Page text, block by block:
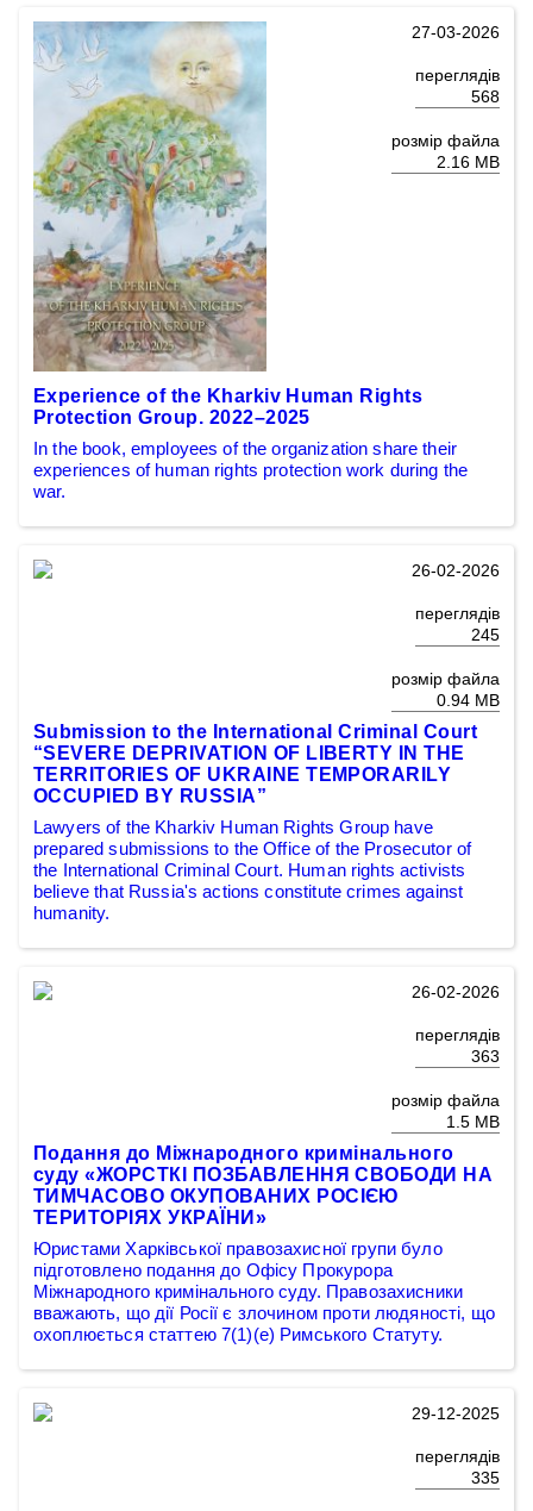
27-03-2026
переглядів
568
розмір файла
2.16 MB
Experience of the Kharkiv Human Rights
Protection Group. 2022–2025
In the book, employees of the organization share their
experiences of human rights protection work during the
war.
26-02-2026
переглядів
245
розмір файла
0.94 MB
Submission to the International Criminal Court
“SEVERE DEPRIVATION OF LIBERTY IN THE
TERRITORIES OF UKRAINE TEMPORARILY
OCCUPIED BY RUSSIA”
Lawyers of the Kharkiv Human Rights Group have
prepared submissions to the Office of the Prosecutor of
the International Criminal Court. Human rights activists
believe that Russia's actions constitute crimes against
humanity.
26-02-2026
переглядів
363
розмір файла
1.5 MB
Подання до Міжнародного кримінального
суду «ЖОРСТКІ ПОЗБАВЛЕННЯ СВОБОДИ НА
ТИМЧАСОВО ОКУПОВАНИХ РОСІЄЮ
ТЕРИТОРІЯХ УКРАЇНИ»
Юристами Харківської правозахисної групи було
підготовлено подання до Офісу Прокурора
Міжнародного кримінального суду. Правозахисники
вважають, що дії Росії є злочином проти людяності, що
охоплюється статтею 7(1)(е) Римського Статуту.
29-12-2025
переглядів
335